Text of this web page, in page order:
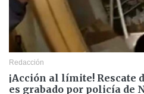
Redacción
¡Acción al límite! Rescate
es grabado por policía de